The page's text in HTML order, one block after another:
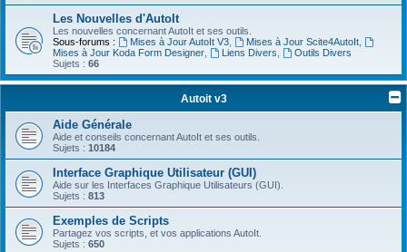
r
Les Nouvelles d'AutoIt
Les nouvelles concernant AutoIt et ses outils.
Sous-forums :
Mises à Jour AutoIt V3, Mises à Jour Scite4AutoIt,
Mises à Jour Koda Form Designer
Liens Divers
Outils Divers
Sujets : 66
Autoit v3
Aide Générale
Aide et conseils concernant AutoIt et ses outils.
Sujets : 10184
Interface Graphique Utilisateur (GUI)
Aide sur les Interfaces Graphique Utilisateurs (GUI).
Sujets : 813
Exemples de Scripts
Partagez vos scripts, et vos applications AutoIt.
Sujets : 650